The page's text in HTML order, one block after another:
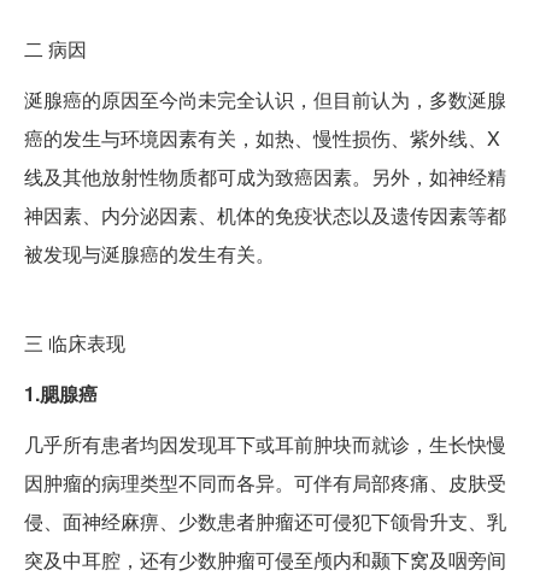
二 病因
涎腺癌的原因至今尚未完全认识，但目前认为，多数涎腺
癌的发生与环境因素有关，如热、慢性损伤、紫外线、X
线及其他放射性物质都可成为致癌因素。另外，如神经精
神因素、内分泌因素、机体的免疫状态以及遗传因素等都
被发现与涎腺癌的发生有关。
三 临床表现
1.腮腺癌
几乎所有患者均因发现耳下或耳前肿块而就诊，生长快慢
因肿瘤的病理类型不同而各异。可伴有局部疼痛、皮肤受
侵、面神经麻痹、少数患者肿瘤还可侵犯下颌骨升支、乳
突及中耳腔，还有少数肿瘤可侵至颅内和颞下窝及咽旁间